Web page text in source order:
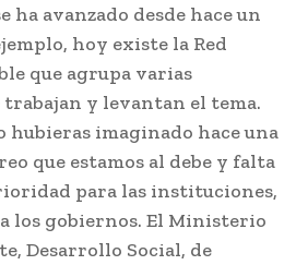
ha avanzado desde hace un
hoy existe la Red
que agrupa varias
y levantan el tema.
hubieras imaginado hace una
que estamos al debe y falta
para las instituciones,
los gobiernos. El Ministerio
Desarrollo Social, de